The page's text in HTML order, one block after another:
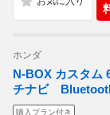
ホンダ
N-BOX カスタム
チナビ
購入プラン付き